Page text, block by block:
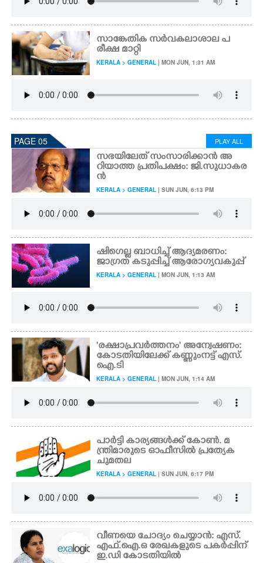
സാങ്കേതിക സർവകലാശാല പ
രീക്ഷ മാറ്റി
KERALA > GENERAL | MON JUN, 1:31 AM
PAGE 05 PLAY ALL
സഭയിലേത് സംസാരിക്കാൻ അ
റിയാത്ത പ്രതിപക്ഷം: ജി.സുധാകര
ൻ
KERALA > GENERAL | SUN JUN, 6:13 PM
ഷിഗെല്ല ബാധിച്ച് ആദ്യമരണം:
ജാഗ്രത കടുപ്പിച്ച് ആരോഗ്യവകുപ്പ്
KERALA > GENERAL | MON JUN, 1:13 AM
'രക്ഷാപ്രവർത്തനം' അന്വേഷണം:
കോടതിയിലേക്ക് കണ്ണുംനട്ട് എസ്.
ഐ.ടി
KERALA > GENERAL | MON JUN, 1:14 AM
പാർട്ടി കാര്യങ്ങൾക്ക് കോൺ. മ
ന്ത്രിമാരുടെ ഓഫീസിൽ പ്രത്യേക
ചുമതല
KERALA > GENERAL | SUN JUN, 6:17 PM
വീണയെ ചോദ്യം ചെയ്യാൻ: എസ്.
എഫ്.ഐ.ഒ രേഖകളുടെ പകർപ്പിന്
ഇ.ഡി കോടതിയിൽ